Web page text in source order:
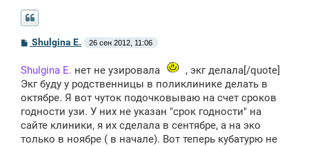
С
б
е
н
и
е
Shulgina E. 26 сен 2012, 11:06
Shulgina E. нет не узировала
, экг делала[/quote]
Экг буду у родственницы в поликлинике делать в
октябре. Я вот чуток подочковываю на счет сроков
годности узи. У них не указан "срок годности" на
сайте клиники, я их сделала в сентябре, а на эко
только в ноябре ( в начале). Вот теперь кубатурю не